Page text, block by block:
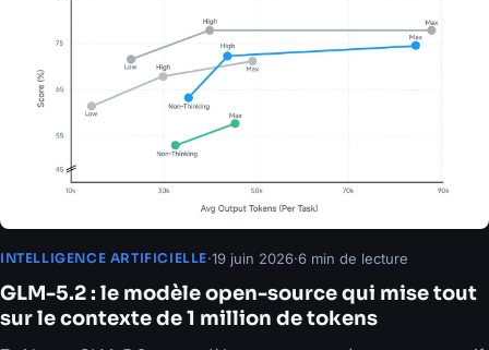
INTELLIGENCE ARTIFICIELLE·19 juin 2026·6 min de lecture
GLM-5.2 : le modèle open-source qui mise tout
sur le contexte de 1 million de tokens